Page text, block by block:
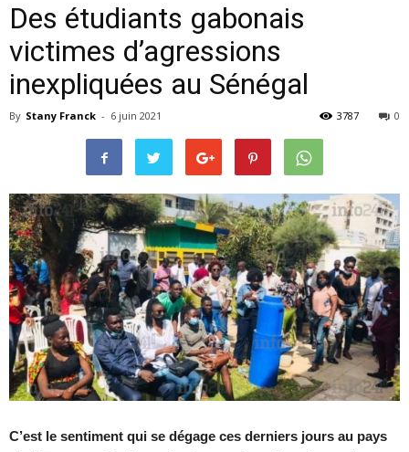
Des étudiants gabonais
victimes d’agressions
inexpliquées au Sénégal
By Stany Franck - 6 juin 2021 0
3787
C’est le sentiment qui se dégage ces derniers jours au pays